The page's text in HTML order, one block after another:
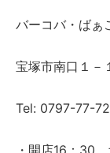
バーコバ・ば
宝塚市南口１－
Tel: 0797-77-
・開店16：